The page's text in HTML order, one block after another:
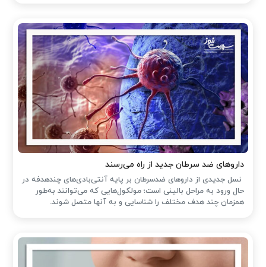
داروهای ضد سرطان جدید از راه می‌رسند
نسل جدیدی از داروهای ضدسرطان بر پایه آنتی‌بادی‌های چندهدفه در
حال ورود به مراحل بالینی است؛ مولکول‌هایی که می‌توانند به‌طور
همزمان چند هدف مختلف را شناسایی و به آنها متصل شوند.